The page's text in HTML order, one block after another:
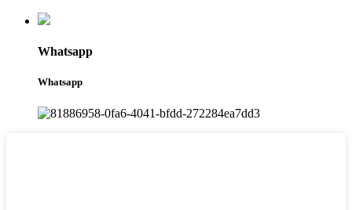
Whatsapp
Whatsapp